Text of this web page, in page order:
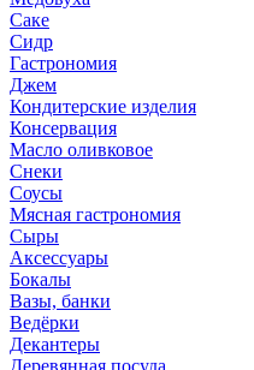
Саке
Сидр
Гастрономия
Джем
Кондитерские изделия
Консервация
Масло оливковое
Снеки
Соусы
Мясная гастрономия
Сыры
Аксессуары
Бокалы
Вазы, банки
Ведёрки
Декантеры
Деревянная посуда